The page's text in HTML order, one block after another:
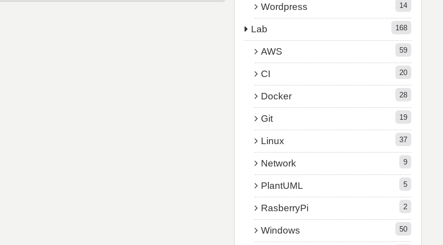
Wordpress 14
Lab 168
AWS 59
CI 20
Docker 28
Git 19
Linux 37
Network 9
PlantUML 5
RasberryPi 2
Windows 50